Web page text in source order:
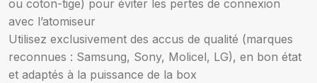
ou coton-tige) pour éviter les pertes de connexion
avec l’atomiseur
Utilisez exclusivement des accus de qualité (marques
reconnues : Samsung, Sony, Molicel, LG), en bon état
et adaptés à la puissance de la box